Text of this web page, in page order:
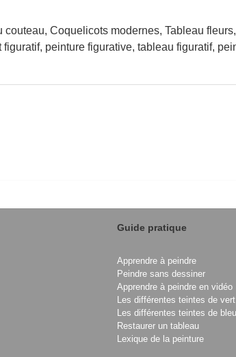
Coquelicots modernes, Tableau
peinture figurative, tableau figuratif,
Guide pratique
Apprendre à peindre
Peindre sans dessiner
Apprendre à peindre en vidéo
Les différentes teintes de vert
Les différentes teintes de bleu
Restaurer un tableau
Lexique de la peinture